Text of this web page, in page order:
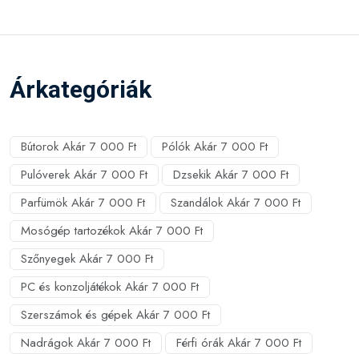
Árkategóriák
Bútorok Akár 7 000 Ft
Pólók Akár 7 000 Ft
Pulóverek Akár 7 000 Ft
Dzsekik Akár 7 000 Ft
Parfümök Akár 7 000 Ft
Szandálok Akár 7 000 Ft
Mosógép tartozékok Akár 7 000 Ft
Szőnyegek Akár 7 000 Ft
PC és konzoljátékok Akár 7 000 Ft
Szerszámok és gépek Akár 7 000 Ft
Nadrágok Akár 7 000 Ft
Férfi órák Akár 7 000 Ft